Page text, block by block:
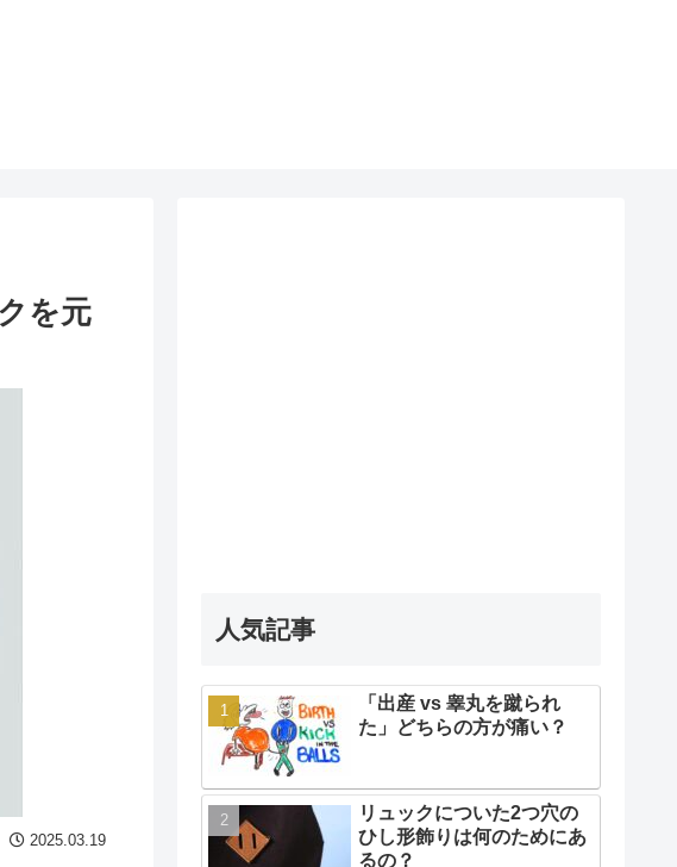
を元
2025.03.19
人気記事
「出産 vs 睾丸を蹴られ
た」どちらの方が痛い？
リュックについた2つ穴の
ひし形飾りは何のためにあ
るの？